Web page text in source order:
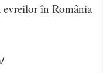
evreilor în România